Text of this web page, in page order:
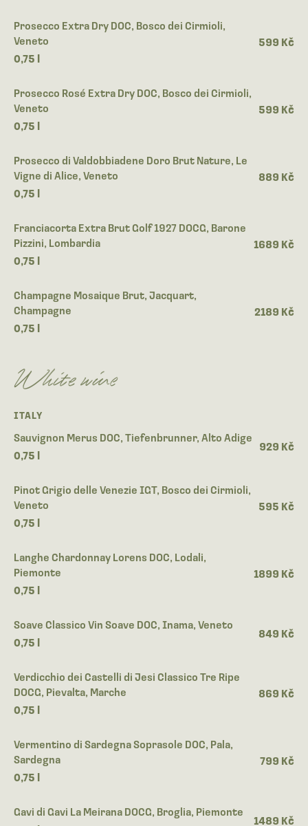
Prosecco Extra Dry DOC, Bosco dei Cirmioli,
Veneto
0,75 l
599 Kč
Prosecco Rosé Extra Dry DOC, Bosco dei Cirmioli,
Veneto
0,75 l
599 Kč
Prosecco di Valdobbiadene Doro Brut Nature, Le
Vigne di Alice, Veneto
0,75 l
889 Kč
Franciacorta Extra Brut Golf 1927 DOCG, Barone
Pizzini, Lombardia
0,75 l
1689 Kč
Champagne Mosaique Brut, Jacquart,
Champagne
0,75 l
2189 Kč
White wine
ITALY
Sauvignon Merus DOC, Tiefenbrunner, Alto Adige
0,75 l
929 Kč
Pinot Grigio delle Venezie IGT, Bosco dei Cirmioli,
Veneto
0,75 l
595 Kč
Langhe Chardonnay Lorens DOC, Lodali,
Piemonte
0,75 l
1899 Kč
Soave Classico Vin Soave DOC, Inama, Veneto
0,75 l
849 Kč
Verdicchio dei Castelli di Jesi Classico Tre Ripe
DOCG, Pievalta, Marche
0,75 l
869 Kč
Vermentino di Sardegna Soprasole DOC, Pala,
Sardegna
0,75 l
799 Kč
Gavi di Gavi La Meirana DOCG, Broglia, Piemonte
1489 Kč